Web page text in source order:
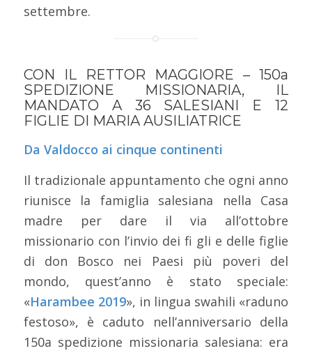
settembre.
CON IL RETTOR MAGGIORE – 150a
SPEDIZIONE MISSIONARIA, IL
MANDATO A 36 SALESIANI E 12
FIGLIE DI MARIA AUSILIATRICE
Da Valdocco ai cinque continenti
Il tradizionale appuntamento che ogni anno
riunisce la famiglia salesiana nella Casa
madre per dare il via all’ottobre
missionario con l’invio dei fi gli e delle figlie
di don Bosco nei Paesi più poveri del
mondo, quest’anno è stato speciale:
«Harambee 2019», in lingua swahili «raduno
festoso», è caduto nell’anniversario della
150a spedizione missionaria salesiana: era